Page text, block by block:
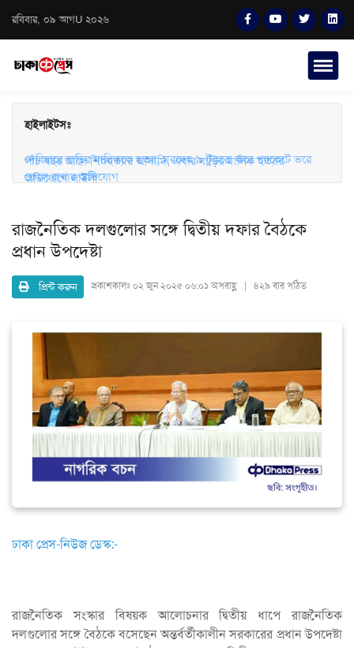
রবিবার, ০৯ আগU ২০২৬
হাইলাইটসঃ
পাঁচ বছর আগে শিশুহত্যার আসামি, এবার বাড়ির মালিক হত্যার
ফেলে রাখার অভিযোগ
রাজনৈতিক দলগুলোর সঙ্গে দ্বিতীয় দফার বৈঠকে
প্রধান উপদেষ্টা
প্রিন্ট করুন প্রকাশকালঃ ০২ জুন ২০২৫ ০৬:০১ অপরাহ্ণ | ৪২৯ বার পঠিত
ঢাকা প্রেস-নিউজ ডেস্ক:-
রাজনৈতিক সংস্কার বিষয়ক আলোচনার দ্বিতীয় ধাপে রাজনৈতিক
দলগুলোর সঙ্গে বৈঠকে বসেছেন অন্তর্বর্তীকালীন সরকারের প্রধান উপদেষ্টা